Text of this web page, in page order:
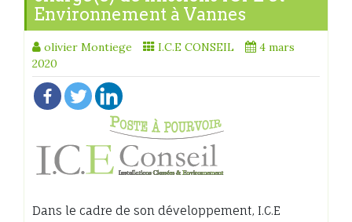
Environnement à Vannes
olivier Montiege I.C.E CONSEIL
4 mars
2020
Dans le cadre de son développement, I.C.E